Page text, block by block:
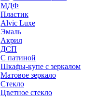
МДФ
Пластик
Alvic Luxe
Эмаль
Акрил
ДСП
С патиной
Шкафы-купе с зеркалом
Матовое зеркало
Стекло
Цветное стекло